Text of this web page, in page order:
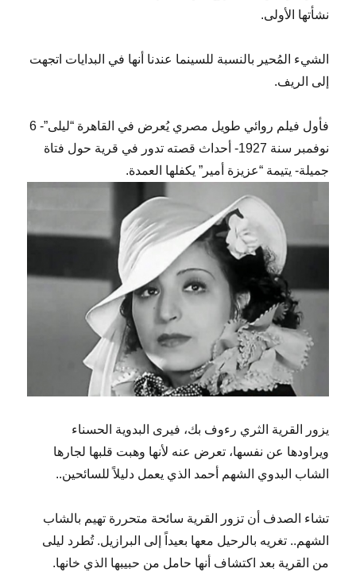
نشأتها الأولى.
الشيء المُحير بالنسبة للسينما عندنا أنها في البدايات اتجهت
إلى الريف.
فأول فيلم روائي طويل مصري يُعرض في القاهرة “ليلى”- 6
نوفمبر سنة 1927- أحداث قصته تدور في قرية حول فتاة
جميلة- يتيمة “عزيزة أمير” يكفلها العمدة.
يزور القرية الثري رءوف بك، فيرى البدوية الحسناء
ويراودها عن نفسها، تعرض عنه لأنها وهبت قلبها لجارها
الشاب البدوي الشهم أحمد الذي يعمل دليلاً للسائحين..
تشاء الصدف أن تزور القرية سائحة متحررة تهيم بالشاب
الشهم.. تغريه بالرحيل معها بعيداً إلى البرازيل. تُطرد ليلى
من القرية بعد اكتشاف أنها حامل من حبيبها الذي خانها.